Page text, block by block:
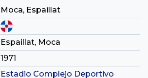
Moca, Espaillat
Espaillat, Moca
1971
Estadio Complejo Deportivo